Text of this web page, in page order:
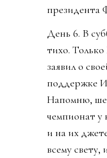
День 6. В
тихо. Только
заявил о
поддержке
Напомню,
чемпионат у
и на их
всему свету,